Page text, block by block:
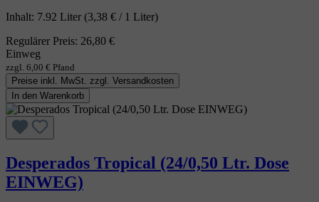
Inhalt: 7.92 Liter (3,38 € / 1 Liter)
Regulärer Preis: 26,80 €
Einweg
zzgl. 6,00 € Pfand
Preise inkl. MwSt. zzgl. Versandkosten
In den Warenkorb
Desperados Tropical (24/0,50 Ltr. Dose
EINWEG)